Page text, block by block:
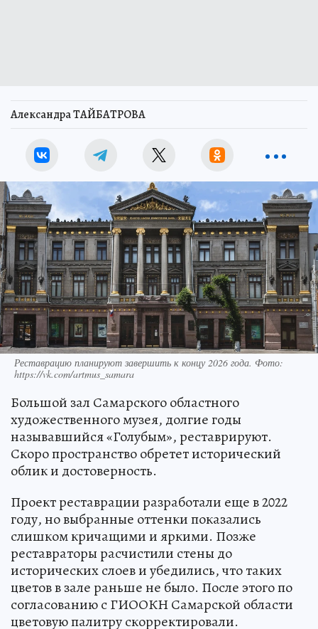
Александра ТАЙБАТРОВА
Реставрацию планируют завершить к концу 2026 года. Фото:
https://vk.com/artmus_samara
Большой зал Самарского областного
художественного музея, долгие годы
называвшийся «Голубым», реставрируют.
Скоро пространство обретет исторический
облик и достоверность.
Проект реставрации разработали еще в 2022
году, но выбранные оттенки показались
слишком кричащими и яркими. Позже
реставраторы расчистили стены до
исторических слоев и убедились, что таких
цветов в зале раньше не было. После этого по
согласованию с ГИООКН Самарской области
цветовую палитру скорректировали.